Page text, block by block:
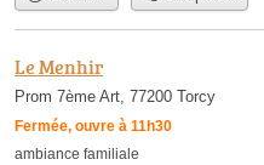
Le Menhir
Prom 7ème Art, 77200 Torcy
Fermée, ouvre à 11h30
ambiance familiale